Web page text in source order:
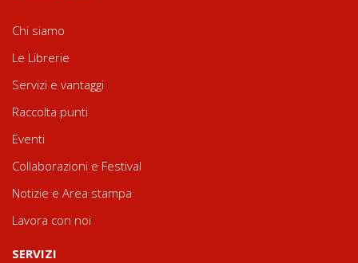
Chi siamo
Le Librerie
Servizi e vantaggi
Raccolta punti
Eventi
Collaborazioni e Festival
Notizie e Area stampa
Lavora con noi
SERVIZI